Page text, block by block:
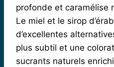
profonde et caramélise
Le miel et le sirop
d’excellentes
plus subtil et une
sucrants naturels